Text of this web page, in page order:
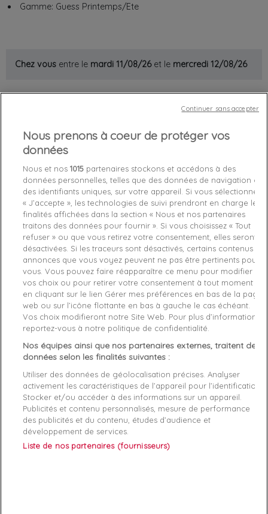
Gamme: Guess Printemps/Ete
Chez vous entre le mardi 11/08/26et le mercredi 12/08/26
Retours sous 100 jours
Produit certifié authentique
Caractéristiques produit
Détails du produit Fabriquant
Référence W0GI33-G615 M
Fiche technique
Couleur Rose
Genre Femme
Rayon Vetement
Démarque 40 %
Nous prenons à coeur de protéger vos
données
Nous et nos1015 partenaires stockons et accédons à des
données personnelles, telles que des données de navigation ou
des identifiants uniques, sur votre appareil. Si vous sélectionnez
« J’accepte », les technologies de suivi prendront en charge les
finalités affichées dans la section « Nous et nos partenaires
traitons des données pour fournir ». Si vous choisissez « Tout
refuser » ou que vous retirez votre consentement, elles seront
désactivées. Si les traceurs sont désactivés, certains contenus et
annonces que vous voyez peuvent ne pas être pertinents pour
vous. Vous pouvez faire réapparaître ce menu pour modifier
vos choix ou pour retirer votre consentement à tout moment
en cliquant sur le lien Gérer mes préférences en bas de la page
web ou sur l’icône flottante en bas à gauche le cas échéant.
Vos choix modifieront notre Site Web. Pour plus d’informations,
reportez-vous à notre politique de confidentialité.
Nos équipes ainsi que nos partenaires externes, traitent des
données selon les finalités suivantes :
Utiliser des données de géolocalisation précises. Analyser
activement les caractéristiques de l’appareil pour l’identification.
Stocker et/ou accéder à des informations sur un appareil.
Publicités et contenu personnalisés, mesure de performance
des publicités et du contenu, études d’audience et
développement de services.
Liste de nos partenaires (fournisseurs)
Continuer sans accepter